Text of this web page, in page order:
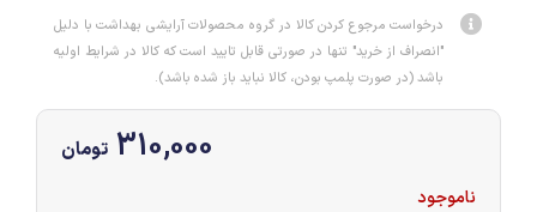
درخواست مرجوع کردن کالا در گروه محصولات آرایشی بهداشت با دلیل
"انصراف از خرید" تنها در صورتی قابل تایید است که کالا در شرایط اولیه
باشد (در صورت پلمپ بودن، کالا نباید باز شده باشد).
310,000 تومان
ناموجود